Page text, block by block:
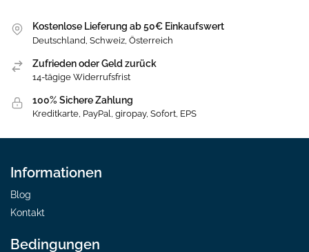
Kostenlose Lieferung ab 50€ Einkaufswert
Deutschland, Schweiz, Österreich
Zufrieden oder Geld zurück
14-tägige Widerrufsfrist
100% Sichere Zahlung
Kreditkarte, PayPal, giropay, Sofort, EPS
Informationen
Blog
Kontakt
Bedingungen